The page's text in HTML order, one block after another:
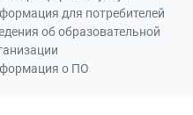
для потребителей
об образовательной
о ПО